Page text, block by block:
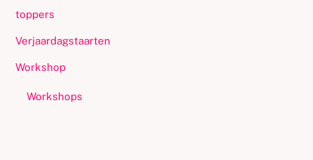
toppers
Verjaardagstaarten
Workshop
Workshops